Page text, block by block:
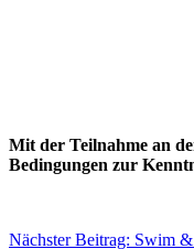
Mit der Teilnahme an
Bedingungen zur
Nächster Beitrag: Swim